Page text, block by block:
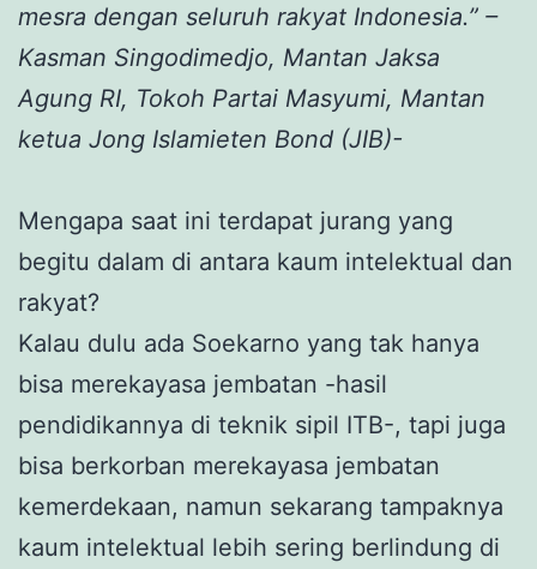
mesra dengan seluruh rakyat Indonesia.” –
Kasman Singodimedjo, Mantan Jaksa
Agung RI, Tokoh Partai Masyumi, Mantan
ketua Jong Islamieten Bond (JIB)-
Mengapa saat ini terdapat jurang yang
begitu dalam di antara kaum intelektual dan
rakyat?
Kalau dulu ada Soekarno yang tak hanya
bisa merekayasa jembatan -hasil
pendidikannya di teknik sipil ITB-, tapi juga
bisa berkorban merekayasa jembatan
kemerdekaan, namun sekarang tampaknya
kaum intelektual lebih sering berlindung di